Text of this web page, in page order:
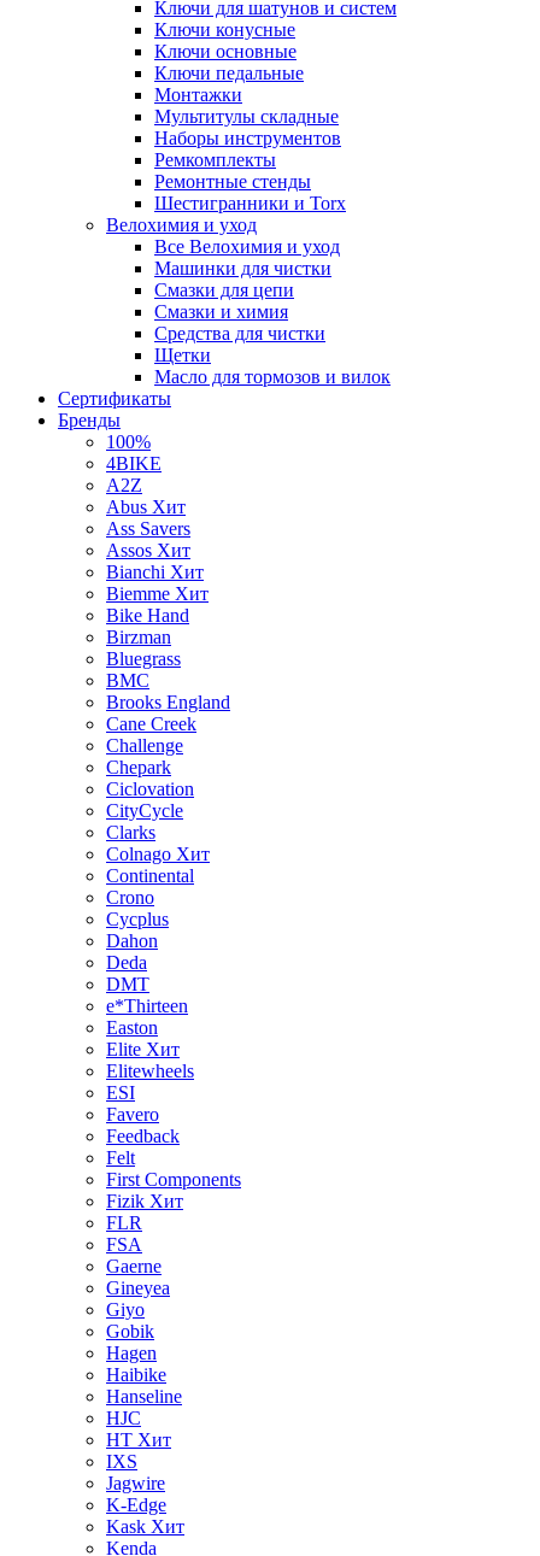
Ключи для шатунов и систем
Ключи конусные
Ключи основные
Ключи педальные
Монтажки
Мультитулы складные
Наборы инструментов
Ремкомплекты
Ремонтные стенды
Шестигранники и Torx
Велохимия и уход
Все Велохимия и уход
Машинки для чистки
Смазки для цепи
Смазки и химия
Средства для чистки
Щетки
Масло для тормозов и вилок
Сертификаты
Бренды
100%
4BIKE
A2Z
Abus Хит
Ass Savers
Assos Хит
Bianchi Хит
Biemme Хит
Bike Hand
Birzman
Bluegrass
BMC
Brooks England
Cane Creek
Challenge
Chepark
Ciclovation
CityCycle
Clarks
Colnago Хит
Continental
Crono
Cycplus
Dahon
Deda
DMT
e*Thirteen
Easton
Elite Хит
Elitewheels
ESI
Favero
Feedback
Felt
First Components
Fizik Хит
FLR
FSA
Gaerne
Gineyea
Giyo
Gobik
Hagen
Haibike
Hanseline
HJC
HT Хит
IXS
Jagwire
K-Edge
Kask Хит
Kenda